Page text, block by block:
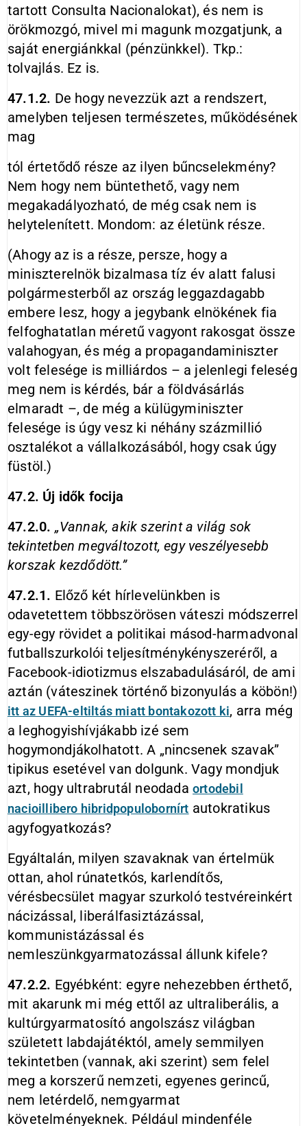
tartott Consulta Nacionalokat), és nem is
örökmozgó, mivel mi magunk mozgatjunk, a
saját energiánkkal (pénzünkkel). Tkp.:
tolvajlás. Ez is.
47.1.2. De hogy nevezzük azt a rendszert,
amelyben teljesen természetes, működésének
mag
tól értetődő része az ilyen bűncselekmény?
Nem hogy nem büntethető, vagy nem
megakadályozható, de még csak nem is
helytelenített. Mondom: az életünk része.
(Ahogy az is a része, persze, hogy a
miniszterelnök bizalmasa tíz év alatt falusi
polgármesterből az ország leggazdagabb
embere lesz, hogy a jegybank elnökének fia
felfoghatatlan méretű vagyont rakosgat össze
valahogyan, és még a propagandaminiszter
volt felesége is milliárdos – a jelenlegi feleség
meg nem is kérdés, bár a földvásárlás
elmaradt –, de még a külügyminiszter
felesége is úgy vesz ki néhány százmillió
osztalékot a vállalkozásából, hogy csak úgy
füstöl.)
47.2. Új idők focija
47.2.0. „Vannak, akik szerint a világ sok
tekintetben megváltozott, egy veszélyesebb
korszak kezdődött.”
47.2.1. Előző két hírlevelünkben is
odavetettem többszörösen váteszi módszerrel
egy-egy rövidet a politikai másod-harmadvonal
futballszurkolói teljesítménykényszeréről, a
Facebook-idiotizmus elszabadulásáról, de ami
aztán (váteszinek történő bizonyulás a köbön!)
itt az UEFA-eltiltás miatt bontakozott ki, arra még
a leghogyishívjákabb izé sem
hogymondjákolhatott. A „nincsenek szavak”
tipikus esetével van dolgunk. Vagy mondjuk
azt, hogy ultrabrutál neodada ortodebil
nacioillibero hibridpopulobornírt autokratikus
agyfogyatkozás?
Egyáltalán, milyen szavaknak van értelmük
ottan, ahol rúnatetkós, karlendítős,
vérésbecsület magyar szurkoló testvéreinkért
nácizással, liberálfasiztázással,
kommunistázással és
nemleszünkgyarmatozással állunk kifele?
47.2.2. Egyébként: egyre nehezebben érthető,
mit akarunk mi még ettől az ultraliberális, a
kultúrgyarmatosító angolszász világban
született labdajátéktól, amely semmilyen
tekintetben (vannak, aki szerint) sem felel
meg a korszerű nemzeti, egyenes gerincű,
nem letérdelő, nemgyarmat
követelményeknek. Például mindenféle